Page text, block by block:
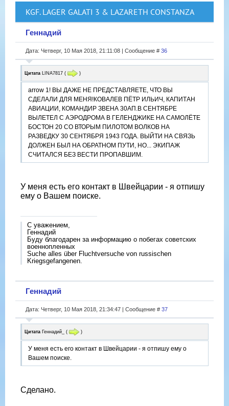
KGF. LAGER GALATI 3 & LAZARETH CONSTANZA
Геннадий
Дата: Четверг, 10 Мая 2018, 21:11:08 | Сообщение # 36
Цитата LINA7817 ( )
arrow 1! ВЫ ДАЖЕ НЕ ПРЕДСТАВЛЯЕТЕ, ЧТО ВЫ
СДЕЛАЛИ ДЛЯ МЕНЯ!КОВАЛЕВ ПЁТР ИЛЬИЧ, КАПИТАН
АВИАЦИИ, КОМАНДИР ЗВЕНА 30АП.В СЕНТЯБРЕ
ВЫЛЕТЕЛ С АЭРОДРОМА В ГЕЛЕНДЖИКЕ НА САМОЛЁТЕ
БОСТОН 20 СО ВТОРЫМ ПИЛОТОМ ВОЛКОВ НА
РАЗВЕДКУ 30 СЕНТЯБРЯ 1943 ГОДА. ВЫЙТИ НА СВЯЗЬ
ДОЛЖЕН БЫЛ НА ОБРАТНОМ ПУТИ, НО... ЭКИПАЖ
СЧИТАЛСЯ БЕЗ ВЕСТИ ПРОПАВШИМ.
У меня есть его контакт в Швейцарии - я отпишу
ему о Вашем поиске.
С уважением,
Геннадий
Буду благодарен за информацию о побегах советских
военнопленных
Suche alles über Fluchtversuche von russischen
Kriegsgefangenen.
Геннадий
Дата: Четверг, 10 Мая 2018, 21:34:47 | Сообщение # 37
Цитата Геннадий_ ( )
У меня есть его контакт в Швейцарии - я отпишу ему о
Вашем поиске.
Сделано.